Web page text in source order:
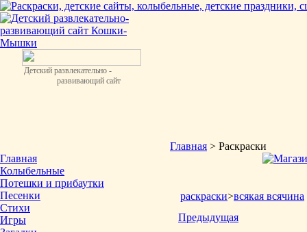
Детский развлекательно -
развивающий сайт
Главная
Колыбельные
Потешки и прибаутки
Песенки
Стихи
Игры
Главная > Раскраски
раскраски>всякая всячина
Предыдущая